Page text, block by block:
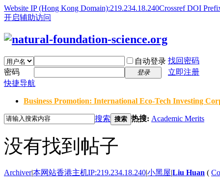
Website IP (Hong Kong Domain):219.234.18.240Crossref DOI
开启辅助访问
自动登录 找回密码
密码
登录
立即注册
快捷导航
Business Promotion: International Eco-Tech Investing
搜索 搜索 热搜: Academic Merits
没有找到帖子
Archiver|本网站香港主机IP:219.234.18.240|小黑屋|Liu Huan (